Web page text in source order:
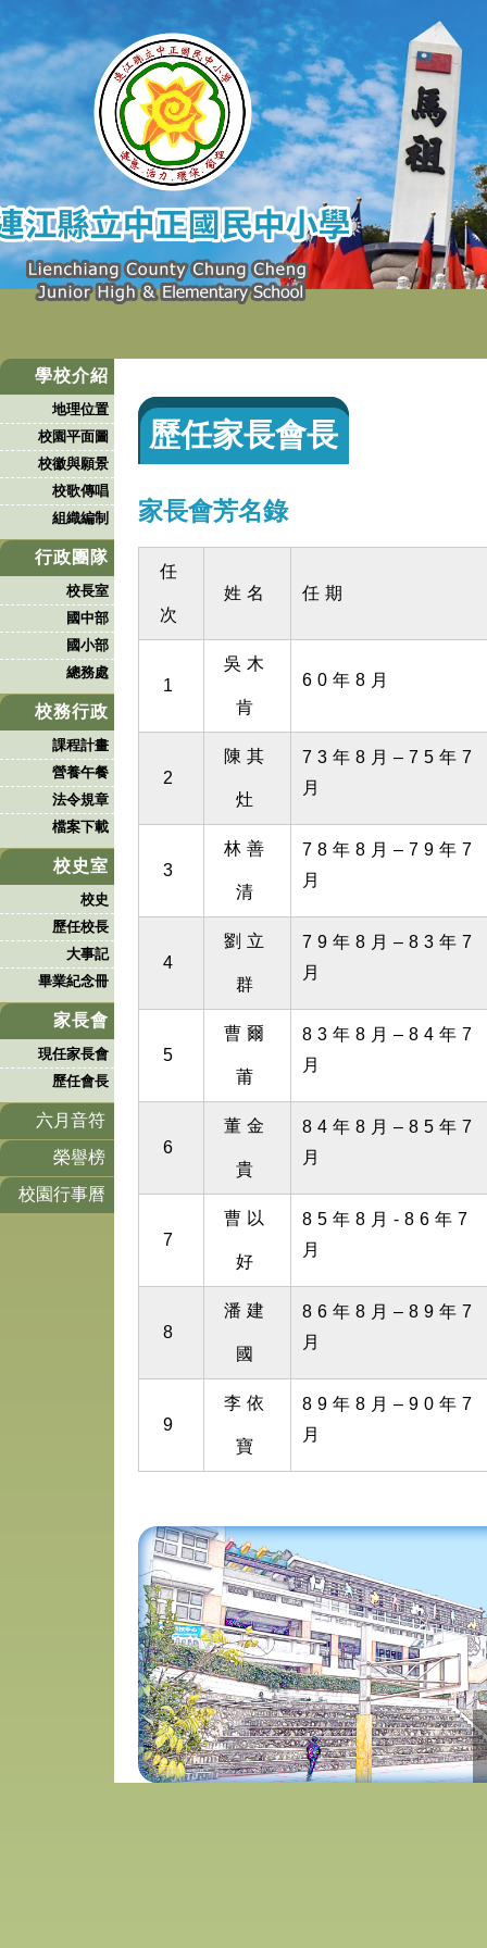
學校介紹
地理位置
校園平面圖
校徽與願景
校歌傳唱
組織編制
行政團隊
校長室
國中部
國小部
總務處
校務行政
課程計畫
營養午餐
法令規章
檔案下載
校史室
校史
歷任校長
大事記
畢業紀念冊
家長會
現任家長會
歷任會長
六月音符
榮譽榜
校園行事曆
歷任家長會長
家長會芳名錄
任
次
姓名 任期
1
吳木
肯
60年8月
2
陳其
灶
73年8月–75年7
月
3
林善
清
78年8月–79年7
月
4
劉立
群
79年8月–83年7
月
5
曹爾
莆
83年8月–84年7
月
6
董金
貴
84年8月–85年7
月
7
曹以
好
85年8月-86年7
月
8
潘建
國
86年8月–89年7
月
9
李依
寶
89年8月–90年7
月